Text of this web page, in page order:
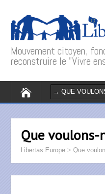
Mouvement citoyen,
reconstruire le "Vivre
Que voulons-
Libertas Europe >Que